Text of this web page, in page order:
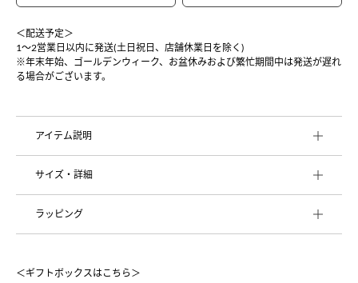
＜配送予定＞
1〜2営業日以内に発送(土日祝日、店舗休業日を除く)
※年末年始、ゴールデンウィーク、お盆休みおよび繁忙期間中は発送が遅れ
る場合がございます。
アイテム説明
サイズ・詳細
ラッピング
＜ギフトボックスはこちら＞